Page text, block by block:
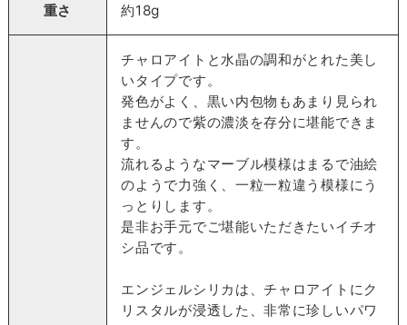
重さ 約18g
チャロアイトと水晶の調和がとれた美し
いタイプです。
発色がよく、黒い内包物もあまり見られ
ませんので紫の濃淡を存分に堪能できま
す。
流れるようなマーブル模様はまるで油絵
のようで力強く、一粒一粒違う模様にう
っとりします。
是非お手元でご堪能いただきたいイチオ
シ品です。
エンジェルシリカは、チャロアイトにク
リスタルが浸透した、非常に珍しいパワ